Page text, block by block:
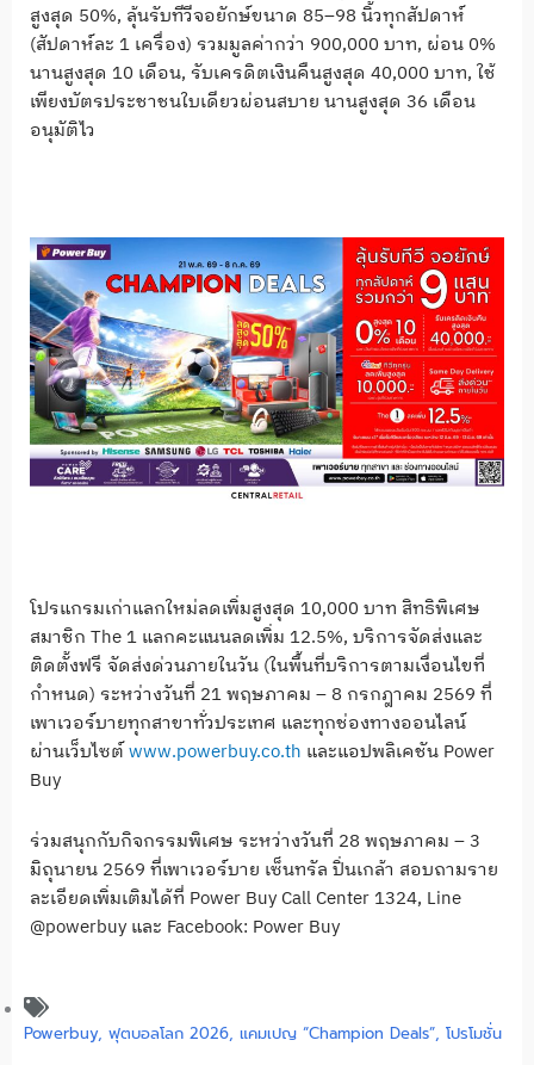
สูงสุด 50%, ลุ้นรับทีวีจอยักษ์ขนาด 85–98 นิ้วทุกสัปดาห์
(สัปดาห์ละ 1 เครื่อง) รวมมูลค่ากว่า 900,000 บาท, ผ่อน 0%
นานสูงสุด 10 เดือน, รับเครดิตเงินคืนสูงสุด 40,000 บาท, ใช้
เพียงบัตรประชาชนใบเดียวผ่อนสบาย นานสูงสุด 36 เดือน
อนุมัติไว
โปรแกรมเก่าแลกใหม่ลดเพิ่มสูงสุด 10,000 บาท สิทธิพิเศษ
สมาชิก The 1 แลกคะแนนลดเพิ่ม 12.5%, บริการจัดส่งและ
ติดตั้งฟรี จัดส่งด่วนภายในวัน (ในพื้นที่บริการตามเงื่อนไขที่
กำหนด) ระหว่างวันที่ 21 พฤษภาคม – 8 กรกฎาคม 2569 ที่
เพาเวอร์บายทุกสาขาทั่วประเทศ และทุกช่องทางออนไลน์
ผ่านเว็บไซต์www.powerbuy.co.th และแอปพลิเคชัน Power
Buy
ร่วมสนุกกับกิจกรรมพิเศษ ระหว่างวันที่ 28 พฤษภาคม – 3
มิถุนายน 2569 ที่เพาเวอร์บาย เซ็นทรัล ปิ่นเกล้า สอบถามราย
ละเอียดเพิ่มเติมได้ที่ Power Buy Call Center 1324, Line
@powerbuy และ Facebook: Power Buy
Powerbuy, ฟุตบอลโลก 2026, แคมเปญ “Champion Deals”, โปรโมชั่น